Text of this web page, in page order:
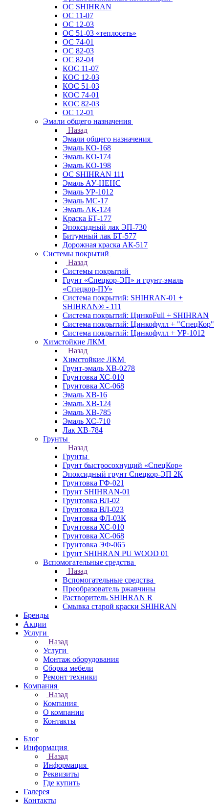
ОС SHIHRAN
ОС 11-07
ОС 12-03
ОС 51-03 «теплосеть»
ОС 74-01
ОС 82-03
ОС 82-04
КОС 11-07
КОС 12-03
КОС 51-03
КОС 74-01
КОС 82-03
ОС 12-01
Эмали общего назначения
Назад
Эмали общего назначения
Эмаль КО-168
Эмаль КО-174
Эмаль КО-198
ОС SHIHRAN 111
Эмаль АУ-НЕНС
Эмаль УР-1012
Эмаль МС-17
Эмаль АК-124
Краска БТ-177
Эпоксидный лак ЭП-730
Битумный лак БТ-577
Дорожная краска АК-517
Системы покрытий
Назад
Системы покрытий
Грунт «Спецкор-ЭП» и грунт-эмаль
«Спецкор-ПУ»
Система покрытий: SHIHRAN-01 +
SHIHRAN® - 111
Система покрытий: ЦинкоFull + SHIHRAN
Система покрытий: Цинкофулл + "СпецКор"
Система покрытий: Цинкофулл + УР-1012
Химстойкие ЛКМ
Назад
Химстойкие ЛКМ
Грунт-эмаль ХВ-0278
Грунтовка ХС-010
Грунтовка ХС-068
Эмаль ХВ-16
Эмаль ХВ-124
Эмаль ХВ-785
Эмаль ХС-710
Лак ХВ-784
Грунты
Назад
Грунты
Грунт быстросохнущий «СпецКор»
Эпоксидный грунт Спецкор-ЭП 2К
Грунтовка ГФ-021
Грунт SHIHRAN-01
Грунтовка ВЛ-02
Грунтовка ВЛ-023
Грунтовка ФЛ-03К
Грунтовка ХС-010
Грунтовка ХС-068
Грунтовка ЭФ-065
Грунт SHIHRAN PU WOOD 01
Вспомогательные средства
Назад
Вспомогательные средства
Преобразователь ржавчины
Растворитель SHIHRAN R
Смывка старой краски SHIHRAN
Бренды
Акции
Услуги
Назад
Услуги
Монтаж оборудования
Сборка мебели
Ремонт техники
Компания
Назад
Компания
О компании
Контакты
Блог
Информация
Назад
Информация
Реквизиты
Где купить
Галерея
Контакты